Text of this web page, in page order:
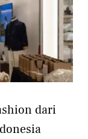
dari